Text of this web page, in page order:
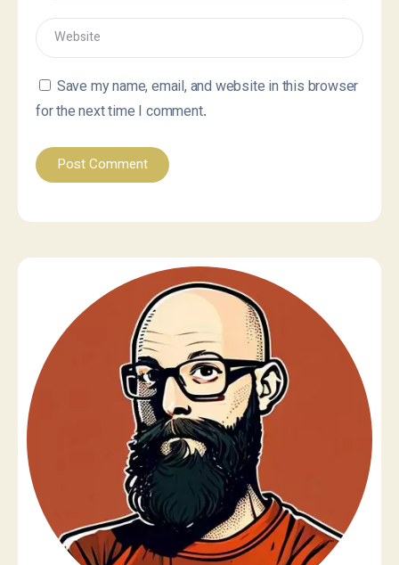
Save my name, email, and website in this browser
for the next time I comment.